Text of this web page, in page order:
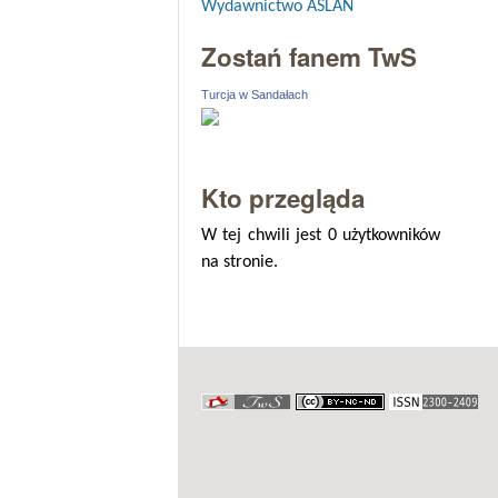
Wydawnictwo ASLAN
Zostań fanem TwS
Turcja w Sandałach
Kto przegląda
W tej chwili jest 0 użytkowników
na stronie.